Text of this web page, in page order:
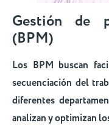
Gestión de
(BPM)
Los BPM buscan
secuenciación del
diferentes
analizan y optimizan